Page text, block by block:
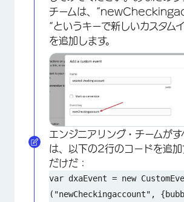
チームは、
“というキーで新しいカスタム
を追加します。
エンジニアリング・チームがす
は、以下の2行のコードを追加
だけだ：
var dxaEvent = new
("newCheckingaccount",